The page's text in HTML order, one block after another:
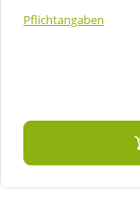
Pflichtangaben